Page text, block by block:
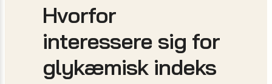
Hvorfor
interessere sig for
glykæmisk indeks